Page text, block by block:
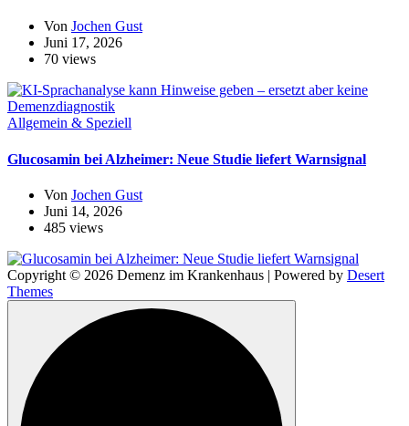
Von Jochen Gust
Juni 17, 2026
70 views
Allgemein & Speziell
Glucosamin bei Alzheimer: Neue Studie liefert Warnsignal
Von Jochen Gust
Juni 14, 2026
485 views
Copyright © 2026 Demenz im Krankenhaus | Powered by Desert
Themes